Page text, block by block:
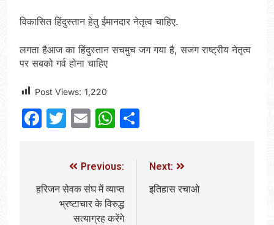
विकासित हिंदुस्तान हेतु ईमानदार नेतृत्व चाहिए.
लगता हैआज का हिंदुस्तान सचमुच जग गया है, सजग राष्ट्रीय नेतृत्व
पर सबको गर्व होना चाहिए
Post Views: 1,220
Facebook
Twitter
EmailWhatsApp
Previous:
हरिजन सेवक संघ में व्याप्त
भ्रष्टाचार के विरुद्ध
सत्याग्रह करेंगे
Next:
इतिहास रचाओ